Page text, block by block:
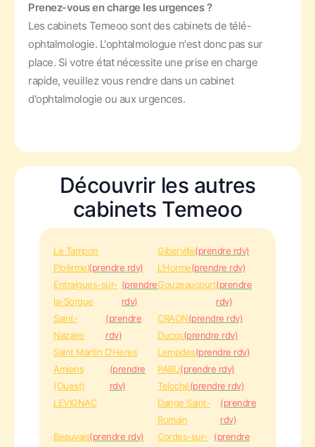
Prenez-vous en charge les urgences ?
Les cabinets Temeoo sont des cabinets de télé-
ophtalmologie. L'ophtalmologue n'est donc pas sur
place. Si votre état nécessite une prise en charge
rapide, veuillez vous rendre dans un cabinet
d'ophtalmologie ou aux urgences.
Découvrir les autres
cabinets Temeoo
Le Tampon Giberville(prendre rdv)
Ploërmel(prendre rdv) L'Horme(prendre rdv)
Entraigues-sur-
la-Sorgue
(prendre
rdv)
Gouzeaucourt(prendre
rdv)
Saint-
Nazaire
(prendre
rdv)
CRAON(prendre rdv)
Ducos(prendre rdv)
Saint Martin D'Heres
Lempdes(prendre rdv)
Amiens
(Ouest)
(prendre
rdv)
PABU(prendre rdv)
Teloché(prendre rdv)
LEVIGNAC
Dange Saint-
Romain
(prendre
rdv)
Beauvais(prendre rdv)
Cordes-sur-
(prendre